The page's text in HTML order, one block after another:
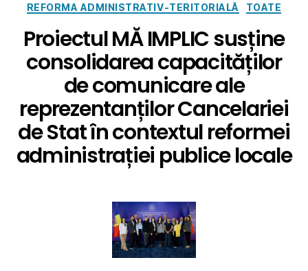
REFORMA ADMINISTRATIV-TERITORIALĂ
TOATE
Proiectul MĂ IMPLIC susține
consolidarea capacităților
de comunicare ale
reprezentanților Cancelariei
de Stat în contextul reformei
administrației publice locale